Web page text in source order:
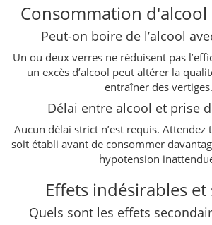
Consommation d'alcool
Peut-on boire de l’alcool
Un ou deux verres ne réduisent pas
un excès d’alcool peut altérer la
entraîner des vertiges.
Délai entre alcool et prise
Aucun délai strict n’est requis. Attendez
soit établi avant de consommer
hypotension
Effets indésirables
Quels sont les effets